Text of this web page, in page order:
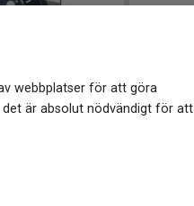
webbplatser för att göra
det är absolut nödvändigt för att